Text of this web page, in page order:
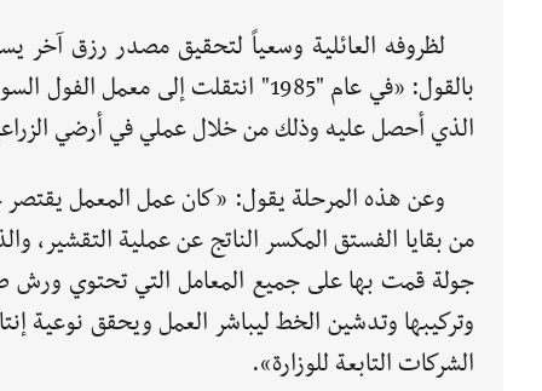
لظروفه العائلية وسعياً لتحقيق مصدر رزق آخر
بالقول: «في عام "1985" انتقلت إلى
الذي أحصل عليه وذلك من خلال عملي في أرضي
وعن هذه المرحلة يقول: «كان عمل المعمل
من بقايا الفستق المكسر الناتج عن عملية
جولة قمت بها على جميع المعامل التي تحتوي
وتركيبها وتدشين الخط ليباشر العمل ويحقق نوعية
الشركات التابعة للوزارة».